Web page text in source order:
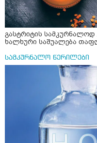
გასტრიტის
ხალხური საშუალება
სამკურნალო წერილები